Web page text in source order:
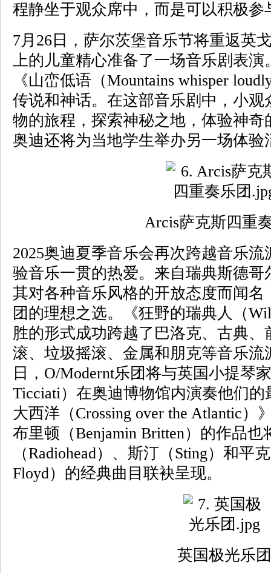
程静坐于观众席中，而是可以积极参
7月26日，萨尔茨堡音乐节将重返英
上的儿童精心准备了一场音乐剧表演
《山峦低语（Mountains whisper
传说和神话。在这部音乐剧中，小
物的旅程，探索神秘之地，体验神奇
奥迪还将为当地学生举办另一场体验
Arcis萨克斯四重
2025奥迪夏季音乐会再次跨越音乐
验音乐一贯的热爱。来自瑞典斯德哥
其对各种音乐风格的开放态度而闻
团的理想之选。《狂野的瑞典人（
胜的形式成功跨越了巴洛克、古典
滚、垃圾摇滚、金属和朋克等音乐流
日，O/Modernt乐团将与英国小提琴
Ticciati）在奥迪博物馆内演奏他们
大西洋（Crossing over the Atlantic）
布里顿（Benjamin Britten）的作品也
（Radiohead）、斯汀（Sting）和平
Floyd）的经典曲目联袂呈现。
英国极光乐团